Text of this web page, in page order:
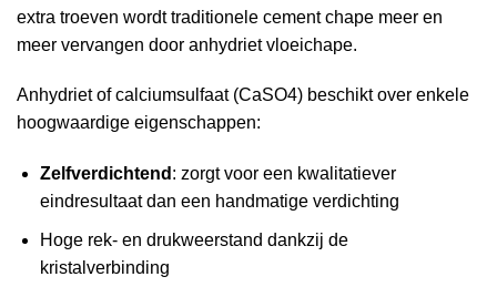
extra troeven wordt traditionele cement chape meer en
meer vervangen door anhydriet vloeichape.
Anhydriet of calciumsulfaat (CaSO4) beschikt over enkele
hoogwaardige eigenschappen:
Zelfverdichtend : zorgt voor een kwalitatiever
eindresultaat dan een handmatige verdichting
Hoge rek- en drukweerstand dankzij de
kristalverbinding